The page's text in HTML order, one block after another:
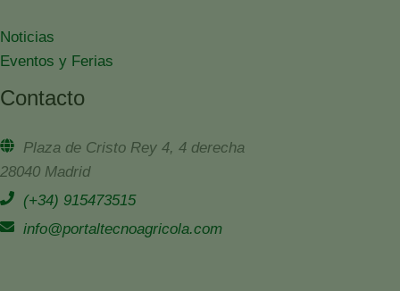
Noticias
Eventos y Ferias
Contacto
Plaza de Cristo Rey 4, 4 derecha
28040 Madrid
(+34) 915473515
info@portaltecnoagricola.com